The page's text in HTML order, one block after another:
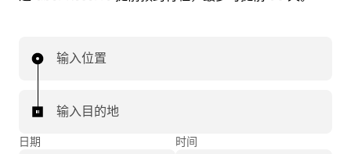
输入位置
输入目的地
日期 时间